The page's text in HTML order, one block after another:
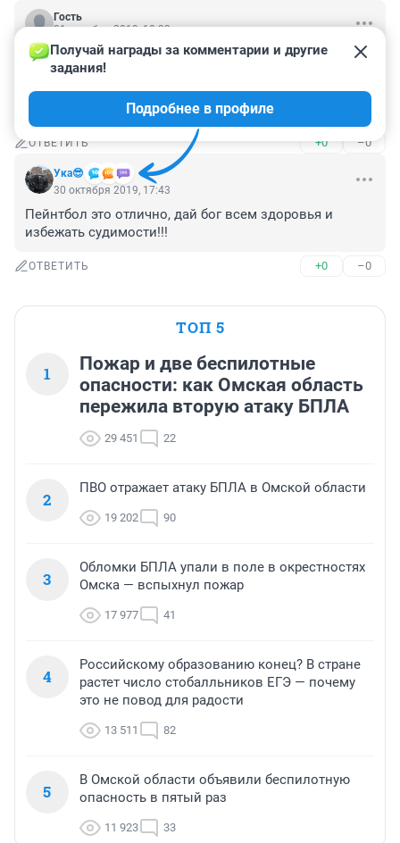
Гость
31 октября 2019, 10:33
Как же замечательно получается. И камера наготове.
И снято всё так хорошо.
Есть у меня подозрение, что это спланированная
провокация, ради "хайпа".
ОТВЕТИТЬ +0 –0
Ука😎
Получай награды за комментарии и другие
задания!
Подробнее в профиле
30 октября 2019, 17:43
Пейнтбол это отлично, дай бог всем здоровья и
избежать судимости!!!
ОТВЕТИТЬ +0 –0
ТОП 5
1
Пожар и две беспилотные
опасности: как Омская область
пережила вторую атаку БПЛА
29 451 22
2
ПВО отражает атаку БПЛА в Омской области
19 202 90
3
Обломки БПЛА упали в поле в окрестностях
Омска — вспыхнул пожар
17 977 41
4
Российскому образованию конец? В стране
растет число стобалльников ЕГЭ — почему
это не повод для радости
13 511 82
5
В Омской области объявили беспилотную
опасность в пятый раз
11 923 33